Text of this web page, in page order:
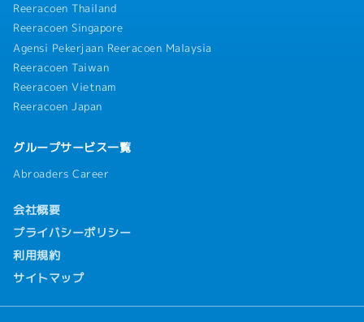
Reeracoen Thailand
Reeracoen Singapore
Agensi Pekerjaan Reeracoen Malaysia
Reeracoen Taiwan
Reeracoen Vietnam
Reeracoen Japan
グループサービス一覧
Abroaders Career
会社概要
プライバシーポリシー
利用規約
サイトマップ